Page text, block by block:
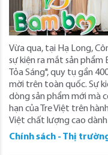
Vừa qua, tại Hạ Long,
sự kiện ra mắt sản phẩm
Tỏa Sáng", quy tụ gần
mời trên toàn quốc. Sự
dòng sản phẩm mới mà
hạn của Tre Việt trên
Việt chất lượng cao
Chính sách - Thị